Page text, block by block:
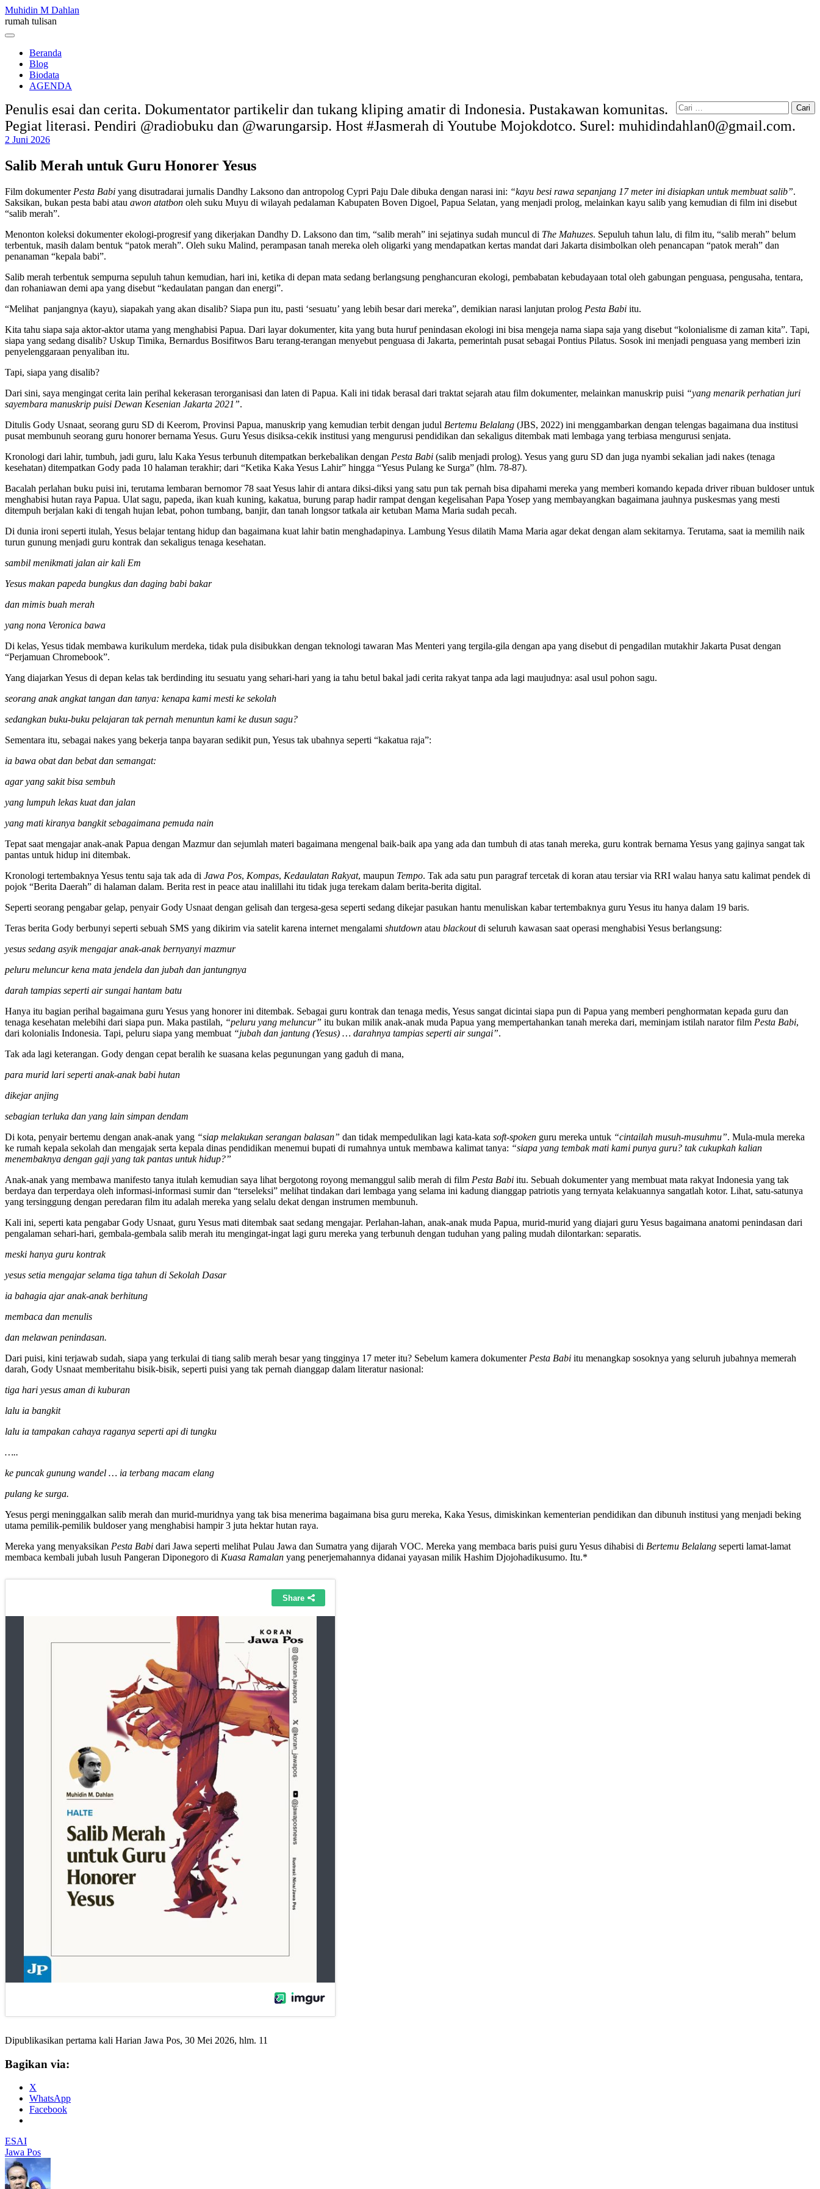
Skip
to
content
Muhidin M Dahlan
rumah tulisan
Menu
Beranda
Blog
Biodata
AGENDA
Cari
untuk:
Penulis esai dan cerita. Dokumentator partikelir dan tukang kliping amatir di Indonesia. Pustakawan komunitas.
Pegiat literasi. Pendiri @radiobuku dan @warungarsip. Host #Jasmerah di Youtube Mojokdotco. Surel: muhidindahlan0@gmail.com.
2 Juni 2026
Salib Merah untuk Guru Honorer Yesus
Film dokumenter Pesta Babi yang disutradarai jurnalis Dandhy Laksono dan antropolog Cypri Paju Dale dibuka dengan narasi ini: “kayu besi rawa sepanjang 17 meter ini disiapkan untuk membuat salib”.
Saksikan, bukan pesta babi atau awon atatbon oleh suku Muyu di wilayah pedalaman Kabupaten Boven Digoel, Papua Selatan, yang menjadi prolog, melainkan kayu salib yang kemudian di film ini disebut
“salib merah”.
Menonton koleksi dokumenter ekologi-progresif yang dikerjakan Dandhy D. Laksono dan tim, “salib merah” ini sejatinya sudah muncul di The Mahuzes. Sepuluh tahun lalu, di film itu, “salib merah” belum
terbentuk, masih dalam bentuk “patok merah”. Oleh suku Malind, perampasan tanah mereka oleh oligarki yang mendapatkan kertas mandat dari Jakarta disimbolkan oleh penancapan “patok merah” dan
penanaman “kepala babi”.
Salib merah terbentuk sempurna sepuluh tahun kemudian, hari ini, ketika di depan mata sedang berlangsung penghancuran ekologi, pembabatan kebudayaan total oleh gabungan penguasa, pengusaha, tentara,
dan rohaniawan demi apa yang disebut “kedaulatan pangan dan energi”.
“Melihat panjangnya (kayu), siapakah yang akan disalib? Siapa pun itu, pasti ‘sesuatu’ yang lebih besar dari mereka”, demikian narasi lanjutan prolog Pesta Babi itu.
Kita tahu siapa saja aktor-aktor utama yang menghabisi Papua. Dari layar dokumenter, kita yang buta huruf penindasan ekologi ini bisa mengeja nama siapa saja yang disebut “kolonialisme di zaman kita”. Tapi,
siapa yang sedang disalib? Uskup Timika, Bernardus Bosifitwos Baru terang-terangan menyebut penguasa di Jakarta, pemerintah pusat sebagai Pontius Pilatus. Sosok ini menjadi penguasa yang memberi izin
penyelenggaraan penyaliban itu.
Tapi, siapa yang disalib?
Dari sini, saya mengingat cerita lain perihal kekerasan terorganisasi dan laten di Papua. Kali ini tidak berasal dari traktat sejarah atau film dokumenter, melainkan manuskrip puisi “yang menarik perhatian juri
sayembara manuskrip puisi Dewan Kesenian Jakarta 2021”.
Ditulis Gody Usnaat, seorang guru SD di Keerom, Provinsi Papua, manuskrip yang kemudian terbit dengan judul Bertemu Belalang (JBS, 2022) ini menggambarkan dengan telengas bagaimana dua institusi
pusat membunuh seorang guru honorer bernama Yesus. Guru Yesus disiksa-cekik institusi yang mengurusi pendidikan dan sekaligus ditembak mati lembaga yang terbiasa mengurusi senjata.
Kronologi dari lahir, tumbuh, jadi guru, lalu Kaka Yesus terbunuh ditempatkan berkebalikan dengan Pesta Babi (salib menjadi prolog). Yesus yang guru SD dan juga nyambi sekalian jadi nakes (tenaga
kesehatan) ditempatkan Gody pada 10 halaman terakhir; dari “Ketika Kaka Yesus Lahir” hingga “Yesus Pulang ke Surga” (hlm. 78-87).
Bacalah perlahan buku puisi ini, terutama lembaran bernomor 78 saat Yesus lahir di antara diksi-diksi yang satu pun tak pernah bisa dipahami mereka yang memberi komando kepada driver ribuan buldoser untuk
menghabisi hutan raya Papua. Ulat sagu, papeda, ikan kuah kuning, kakatua, burung parap hadir rampat dengan kegelisahan Papa Yosep yang membayangkan bagaimana jauhnya puskesmas yang mesti
ditempuh berjalan kaki di tengah hujan lebat, pohon tumbang, banjir, dan tanah longsor tatkala air ketuban Mama Maria sudah pecah.
Di dunia ironi seperti itulah, Yesus belajar tentang hidup dan bagaimana kuat lahir batin menghadapinya. Lambung Yesus dilatih Mama Maria agar dekat dengan alam sekitarnya. Terutama, saat ia memilih naik
turun gunung menjadi guru kontrak dan sekaligus tenaga kesehatan.
sambil menikmati jalan air kali Em
Yesus makan papeda bungkus dan daging babi bakar
dan mimis buah merah
yang nona Veronica bawa
Di kelas, Yesus tidak membawa kurikulum merdeka, tidak pula disibukkan dengan teknologi tawaran Mas Menteri yang tergila-gila dengan apa yang disebut di pengadilan mutakhir Jakarta Pusat dengan
“Perjamuan Chromebook”.
Yang diajarkan Yesus di depan kelas tak berdinding itu sesuatu yang sehari-hari yang ia tahu betul bakal jadi cerita rakyat tanpa ada lagi maujudnya: asal usul pohon sagu.
seorang anak angkat tangan dan tanya: kenapa kami mesti ke sekolah
sedangkan buku-buku pelajaran tak pernah menuntun kami ke dusun sagu?
Sementara itu, sebagai nakes yang bekerja tanpa bayaran sedikit pun, Yesus tak ubahnya seperti “kakatua raja”:
ia bawa obat dan bebat dan semangat:
agar yang sakit bisa sembuh
yang lumpuh lekas kuat dan jalan
yang mati kiranya bangkit sebagaimana pemuda nain
Tepat saat mengajar anak-anak Papua dengan Mazmur dan sejumlah materi bagaimana mengenal baik-baik apa yang ada dan tumbuh di atas tanah mereka, guru kontrak bernama Yesus yang gajinya sangat tak
pantas untuk hidup ini ditembak.
Kronologi tertembaknya Yesus tentu saja tak ada di Jawa Pos, Kompas, Kedaulatan Rakyat, maupun Tempo. Tak ada satu pun paragraf tercetak di koran atau tersiar via RRI walau hanya satu kalimat pendek di
pojok “Berita Daerah” di halaman dalam. Berita rest in peace atau inalillahi itu tidak juga terekam dalam berita-berita digital.
Seperti seorang pengabar gelap, penyair Gody Usnaat dengan gelisah dan tergesa-gesa seperti sedang dikejar pasukan hantu menuliskan kabar tertembaknya guru Yesus itu hanya dalam 19 baris.
Teras berita Gody berbunyi seperti sebuah SMS yang dikirim via satelit karena internet mengalami shutdown atau blackoutdi seluruh kawasan saat operasi menghabisi Yesus berlangsung:
yesus sedang asyik mengajar anak-anak bernyanyi mazmur
peluru meluncur kena mata jendela dan jubah dan jantungnya
darah tampias seperti air sungai hantam batu
Hanya itu bagian perihal bagaimana guru Yesus yang honorer ini ditembak. Sebagai guru kontrak dan tenaga medis, Yesus sangat dicintai siapa pun di Papua yang memberi penghormatan kepada guru dan
tenaga kesehatan melebihi dari siapa pun. Maka pastilah, “peluru yang meluncur” itu bukan milik anak-anak muda Papua yang mempertahankan tanah mereka dari, meminjam istilah narator film Pesta Babi,
dari kolonialis Indonesia. Tapi, peluru siapa yang membuat “jubah dan jantung (Yesus) … darahnya tampias seperti air sungai”.
Tak ada lagi keterangan. Gody dengan cepat beralih ke suasana kelas pegunungan yang gaduh di mana,
para murid lari seperti anak-anak babi hutan
dikejar anjing
sebagian terluka dan yang lain simpan dendam
Di kota, penyair bertemu dengan anak-anak yang “siap melakukan serangan balasan” dan tidak mempedulikan lagi kata-kata soft-spoken guru mereka untuk “cintailah musuh-musuhmu”. Mula-mula mereka
ke rumah kepala sekolah dan mengajak serta kepala dinas pendidikan menemui bupati di rumahnya untuk membawa kalimat tanya: “siapa yang tembak mati kami punya guru? tak cukupkah kalian
menembaknya dengan gaji yang tak pantas untuk hidup?”
Anak-anak yang membawa manifesto tanya itulah kemudian saya lihat bergotong royong memanggul salib merah di film Pesta Babi itu. Sebuah dokumenter yang membuat mata rakyat Indonesia yang tak
berdaya dan terperdaya oleh informasi-informasi sumir dan “terseleksi” melihat tindakan dari lembaga yang selama ini kadung dianggap patriotis yang ternyata kelakuannya sangatlah kotor. Lihat, satu-satunya
yang tersinggung dengan peredaran film itu adalah mereka yang selalu dekat dengan instrumen membunuh.
Kali ini, seperti kata pengabar Gody Usnaat, guru Yesus mati ditembak saat sedang mengajar. Perlahan-lahan, anak-anak muda Papua, murid-murid yang diajari guru Yesus bagaimana anatomi penindasan dari
pengalaman sehari-hari, gembala-gembala salib merah itu mengingat-ingat lagi guru mereka yang terbunuh dengan tuduhan yang paling mudah dilontarkan: separatis.
meski hanya guru kontrak
yesus setia mengajar selama tiga tahun di Sekolah Dasar
ia bahagia ajar anak-anak berhitung
membaca dan menulis
dan melawan penindasan.
Dari puisi, kini terjawab sudah, siapa yang terkulai di tiang salib merah besar yang tingginya 17 meter itu? Sebelum kamera dokumenter Pesta Babi itu menangkap sosoknya yang seluruh jubahnya memerah
darah, Gody Usnaat memberitahu bisik-bisik, seperti puisi yang tak pernah dianggap dalam literatur nasional:
tiga hari yesus aman di kuburan
lalu ia bangkit
lalu ia tampakan cahaya raganya seperti api di tungku
…..
ke puncak gunung wandel … ia terbang macam elang
pulang ke surga.
Yesus pergi meninggalkan salib merah dan murid-muridnya yang tak bisa menerima bagaimana bisa guru mereka, Kaka Yesus, dimiskinkan kementerian pendidikan dan dibunuh institusi yang menjadi beking
utama pemilik-pemilik buldoser yang menghabisi hampir 3 juta hektar hutan raya.
Mereka yang menyaksikan Pesta Babi dari Jawa seperti melihat Pulau Jawa dan Sumatra yang dijarah VOC. Mereka yang membaca baris puisi guru Yesus dihabisi di Bertemu Belalang seperti lamat-lamat
membaca kembali jubah lusuh Pangeran Diponegoro di Kuasa Ramalan yang penerjemahannya didanai yayasan milik Hashim Djojohadikusumo. Itu.*
Dipublikasikan pertama kali Harian Jawa Pos, 30 Mei 2026, hlm. 11
Bagikan via:
X
WhatsApp
Facebook
ESAI
Jawa Pos